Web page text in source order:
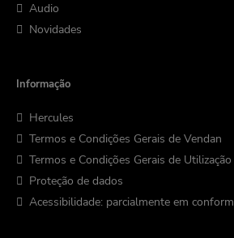
Audio
Novidades
Informação
Hercules
Termos e Condições Gerais de Vendan
Termos e Condições Gerais de Utilização
Proteção de dados
Acessibilidade: parcialmente em